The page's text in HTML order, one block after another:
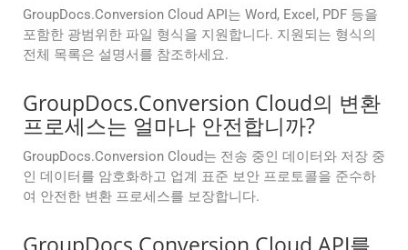
GroupDocs.Conversion Cloud API는 Word, Excel, PDF 등을
포함한 광범위한 파일 형식을 지원합니다. 지원되는 형식의
전체 목록은 설명서를 참조하세요.
GroupDocs.Conversion Cloud의 변환
프로세스는 얼마나 안전합니까?
GroupDocs.Conversion Cloud는 전송 중인 데이터와 저장 중
인 데이터를 암호화하고 업계 표준 보안 프로토콜을 준수하
여 안전한 변환 프로세스를 보장합니다.